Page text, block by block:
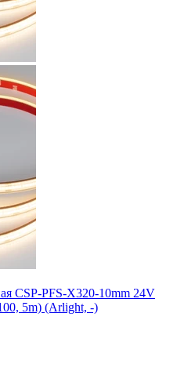
CSP-PFS-X320-10mm 24V
5m) (Arlight, -)